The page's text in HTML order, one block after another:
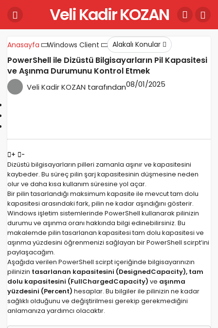
Veli Kadir KOZAN
Anasayfa Windows Client Alakalı Konular
PowerShell ile Dizüstü Bilgisayarların Pil Kapasitesi
ve Aşınma Durumunu Kontrol Etmek
Veli Kadir KOZAN tarafından08/01/2025
+
-
Dizüstü bilgisayarların pilleri zamanla aşınır ve kapasitesini
kaybeder. Bu süreç pilin şarj kapasitesinin düşmesine neden
olur ve daha kısa kullanım süresine yol açar.
Bir pilin tasarlandığı maksimum kapasite ile mevcut tam dolu
kapasitesi arasındaki fark, pilin ne kadar aşındığını gösterir.
Windows işletim sistemlerinde PowerShell kullanarak pilinizin
durumu ve aşınma oranı hakkında bilgi edinebilirsiniz. Bu
makalemde pilin tasarlanan kapasitesi tam dolu kapasitesi ve
aşınma yüzdesini öğrenmenizi sağlayan bir PowerShell scirpt’ini
paylaşacağım.
Aşağıda verilen PowerShell scirpt içeriğinde bilgisayarınızın
pilinizin tasarlanan kapasitesini (DesignedCapacity), tam
dolu kapasitesini (FullChargedCapacity) ve aşınma
yüzdesini (Percent) hesaplar. Bu bilgiler ile pilinizin ne kadar
sağlıklı olduğunu ve değiştirilmesi gerekip gerekmediğini
anlamanıza yardımcı olacaktır.